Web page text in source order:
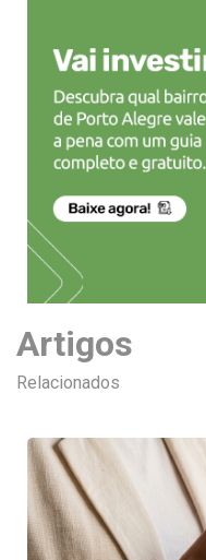
Artigos
Relacionados